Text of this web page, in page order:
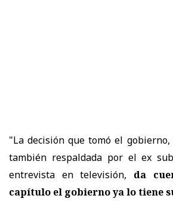
"La decisión que tomó el gobierno,
también respaldada por el ex
entrevista en televisión, da
capítulo el gobierno ya lo tiene